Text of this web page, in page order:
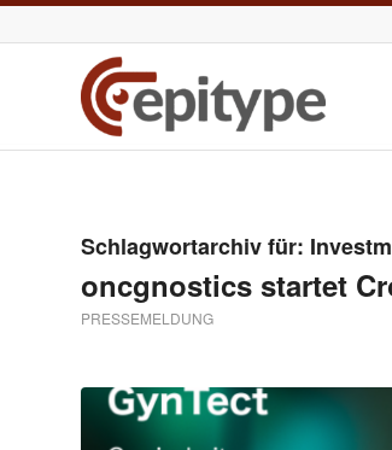
Schlagwortarchiv für:
oncgnostics startet
PRESSEMELDUNG